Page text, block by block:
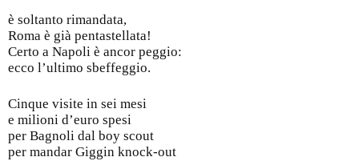
è soltanto rimandata,
Roma è già pentastellata!
Certo a Napoli è ancor peggio:
ecco l’ultimo sbeffeggio.
Cinque visite in sei mesi
e milioni d’euro spesi
per Bagnoli dal boy scout
per mandar Giggin knock-out